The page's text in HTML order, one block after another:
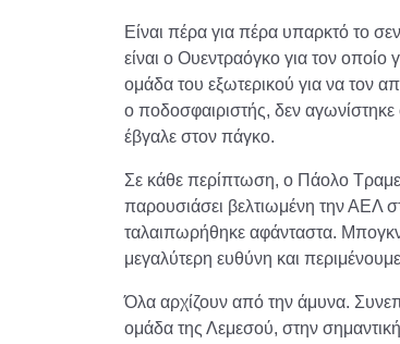
Είναι πέρα για πέρα υπαρκτό το
είναι ο Ουεντραόγκο για τον
ομάδα του εξωτερικού για να τον
ο ποδοσφαιριστής, δεν
έβγαλε στον πάγκο.
Σε κάθε περίπτωση, ο Πάολο
παρουσιάσει βελτιωμένη την ΑΕΛ
ταλαιπωρήθηκε αφάνταστα.
μεγαλύτερη ευθύνη και
Όλα αρχίζουν από την άμυνα.
ομάδα της Λεμεσού, στην